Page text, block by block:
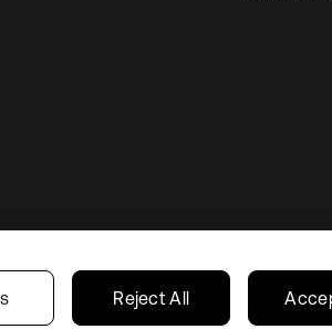
Ihre Datenschutzoptionen
Reject All